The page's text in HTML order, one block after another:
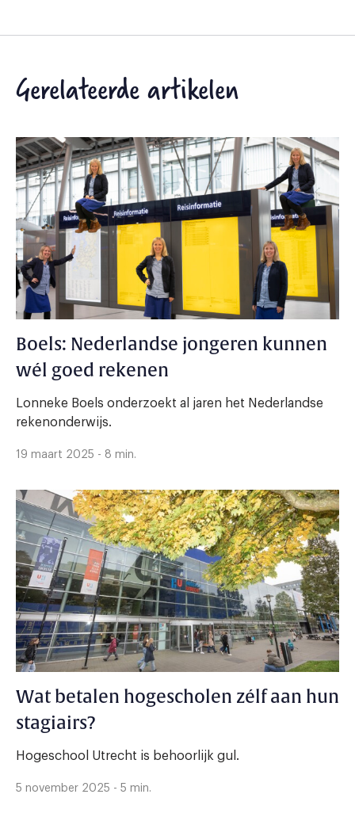
Gerelateerde artikelen
Boels: Nederlandse jongeren kunnen
wél goed rekenen
Lonneke Boels onderzoekt al jaren het Nederlandse
rekenonderwijs.
19 maart 2025 - 8 min.
Wat betalen hogescholen zélf aan hun
stagiairs?
Hogeschool Utrecht is behoorlijk gul.
5 november 2025 - 5 min.